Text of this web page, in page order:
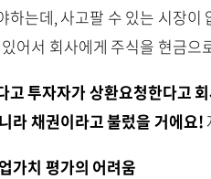
하는데, 사고팔 수 있는 시장이
어서 회사에게 주식을 현금으
고 투자자가 상환요청한다고
라 채권이라고 불렀을 거에요!
가치 평가의 어려움